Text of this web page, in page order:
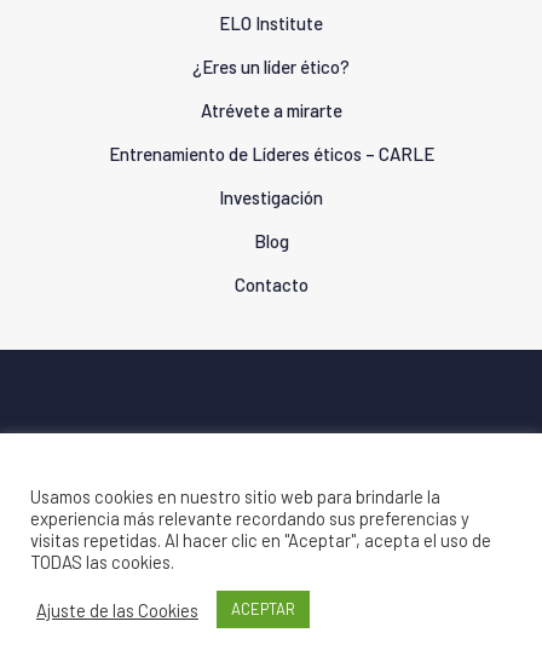
ELO Institute
¿Eres un líder ético?
Atrévete a mirarte
Entrenamiento de Líderes éticos – CARLE
Investigación
Blog
Contacto
© 2020 ELO Institute. Todos los derechos reservados |Política de Privacidad
Política de Cookies
Usamos cookies en nuestro sitio web para brindarle la
experiencia más relevante recordando sus preferencias y
visitas repetidas. Al hacer clic en "Aceptar", acepta el uso de
TODAS las cookies.
Ajuste de las Cookies ACEPTAR